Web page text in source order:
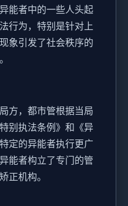
能者中的一些人头起
行为，特别是针对上
象引发了社会秩序的
方，都市管根据当局
别执法条例》和《异
定的异能者执行更广
能者构立了专门的管
正机构。